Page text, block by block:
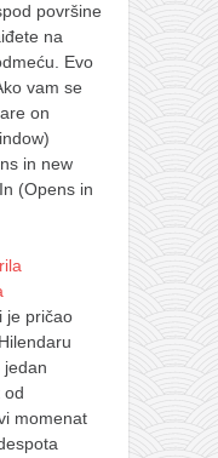
površine
na
Evo
vam se
on
in new
(Opens in
je pričao
jedan
od
momenat